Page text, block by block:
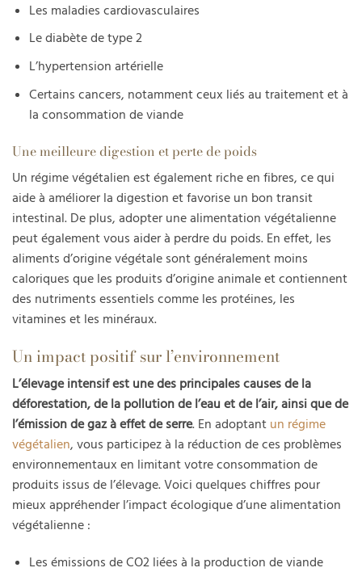
Les maladies cardiovasculaires
Le diabète de type 2
L’hypertension artérielle
Certains cancers, notamment ceux liés au traitement et à
la consommation de viande
Une meilleure digestion et perte de poids
Un régime végétalien est également riche en fibres, ce qui
aide à améliorer la digestion et favorise un bon transit
intestinal. De plus, adopter une alimentation végétalienne
peut également vous aider à perdre du poids. En effet, les
aliments d’origine végétale sont généralement moins
caloriques que les produits d’origine animale et contiennent
des nutriments essentiels comme les protéines, les
vitamines et les minéraux.
Un impact positif sur l’environnement
L’élevage intensif est une des principales causes de la
déforestation, de la pollution de l’eau et de l’air, ainsi que de
l’émission de gaz à effet de serre. En adoptant un régime
végétalien, vous participez à la réduction de ces problèmes
environnementaux en limitant votre consommation de
produits issus de l’élevage. Voici quelques chiffres pour
mieux appréhender l’impact écologique d’une alimentation
végétalienne :
Les émissions de CO2 liées à la production de viande